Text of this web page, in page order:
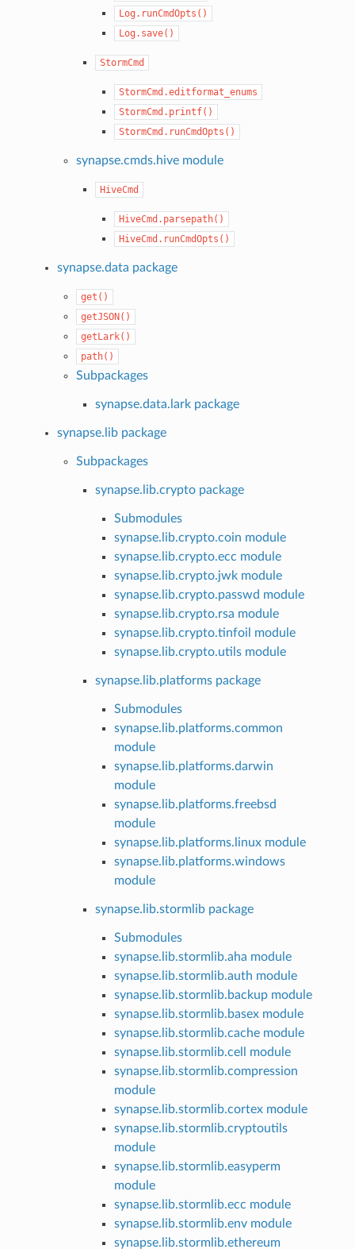
Log.runCmdOpts()
Log.save()
StormCmd
StormCmd.editformat_enums
StormCmd.printf()
StormCmd.runCmdOpts()
synapse.cmds.hive module
HiveCmd
HiveCmd.parsepath()
HiveCmd.runCmdOpts()
synapse.data package
get()
getJSON()
getLark()
path()
Subpackages
synapse.data.lark package
synapse.lib package
Subpackages
synapse.lib.crypto package
Submodules
synapse.lib.crypto.coin module
synapse.lib.crypto.ecc module
synapse.lib.crypto.jwk module
synapse.lib.crypto.passwd module
synapse.lib.crypto.rsa module
synapse.lib.crypto.tinfoil module
synapse.lib.crypto.utils module
synapse.lib.platforms package
Submodules
synapse.lib.platforms.common
module
synapse.lib.platforms.darwin
module
synapse.lib.platforms.freebsd
module
synapse.lib.platforms.linux module
synapse.lib.platforms.windows
module
synapse.lib.stormlib package
Submodules
synapse.lib.stormlib.aha module
synapse.lib.stormlib.auth module
synapse.lib.stormlib.backup module
synapse.lib.stormlib.basex module
synapse.lib.stormlib.cache module
synapse.lib.stormlib.cell module
synapse.lib.stormlib.compression
module
synapse.lib.stormlib.cortex module
synapse.lib.stormlib.cryptoutils
module
synapse.lib.stormlib.easyperm
module
synapse.lib.stormlib.ecc module
synapse.lib.stormlib.env module
synapse.lib.stormlib.ethereum